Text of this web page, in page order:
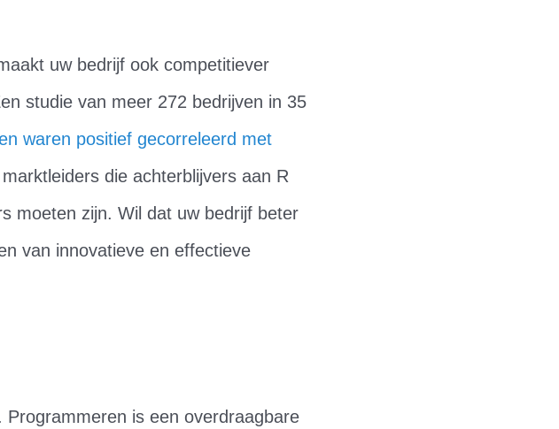
uw bedrijf ook competitiever
studie van meer 272 bedrijven in 35
waren positief gecorreleerd met
die achterblijvers aan R
moeten zijn. Wil dat uw bedrijf beter
van innovatieve en effectieve
is een overdraagbare